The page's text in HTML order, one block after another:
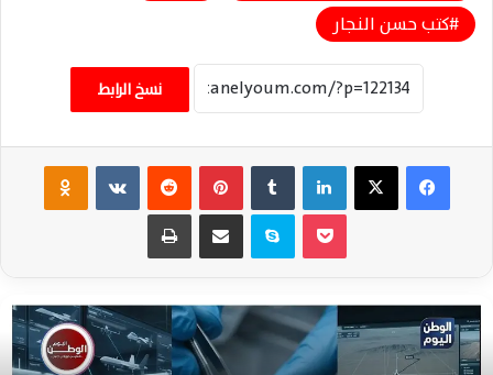
كتب حسن النجار
نسخ الرابط
فيسبوك ‫X لينكدإن بينتيريست ‏VKontakte
سكايب مشاركة عبر البريد طباعة